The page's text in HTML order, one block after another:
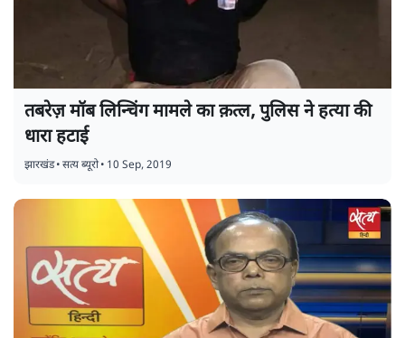
तबरेज़ मॉब लिन्चिंग मामले का क़त्ल, पुलिस ने हत्या की
धारा हटाई
झारखंड•सत्य ब्यूरो• 10 Sep, 2019